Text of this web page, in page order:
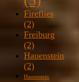
Fireflies
(2)
Freiburg
(2)
Hauenstein
(2)
Hauenstein